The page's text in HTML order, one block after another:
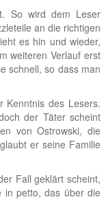
So wird dem Leser
an die richtigen
es hin und wieder,
weiteren Verlauf erst
schnell, so dass man
Kenntnis des Lesers.
der Täter scheint
von Ostrowski, die
er seine Familie
Fall geklärt scheint,
in petto, das über die